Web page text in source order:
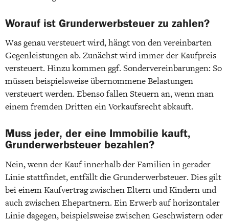
Worauf ist Grunderwerbsteuer zu zahlen?
Was genau versteuert wird, hängt von den vereinbarten
Gegenleistungen ab. Zunächst wird immer der Kaufpreis
versteuert. Hinzu kommen ggf. Sondervereinbarungen: So
müssen beispielsweise übernommene Belastungen
versteuert werden. Ebenso fallen Steuern an, wenn man
einem fremden Dritten ein Vorkaufsrecht abkauft.
Muss jeder, der eine Immobilie kauft,
Grunderwerbsteuer bezahlen?
Nein, wenn der Kauf innerhalb der Familien in gerader
Linie stattfindet, entfällt die Grunderwerbsteuer. Dies gilt
bei einem Kaufvertrag zwischen Eltern und Kindern und
auch zwischen Ehepartnern. Ein Erwerb auf horizontaler
Linie dagegen, beispielsweise zwischen Geschwistern oder